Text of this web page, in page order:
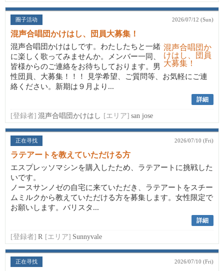
圈子活动 2026/07/12 (Sun)
混声合唱団かけはし、団員大募集！
混声合唱団かけはしです。わたしたちと一緒
に楽しく歌ってみませんか。メンバー一同、
皆様からのご連絡をお待ちしております。男
性団員、大募集！！！ 見学希望、ご質問等、お気軽にご連
絡ください。新期は９月より...
詳細
[登録者] 混声合唱団かけはし [エリア] san jose
正在寻找 2026/07/10 (Fri)
ラテアートを教えていただける方
エスプレッソマシンを購入したため、ラテアートに挑戦した
いです。
ノースサンノゼの自宅に来ていただき、ラテアートをスチー
ムミルクから教えていただける方を募集します。女性限定で
お願いします。バリスタ...
詳細
[登録者] R [エリア] Sunnyvale
正在寻找 2026/07/10 (Fri)